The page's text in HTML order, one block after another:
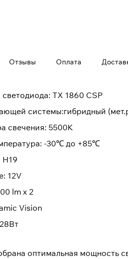
Отзывы Оплата
TX 1860 CSP
системы:гибридный
свечения: 5500K
-30℃ до +85℃
H19
12V
lm х 2
Vision
оптимальная мощность